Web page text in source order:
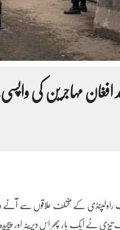
مہاجرین کی واپسی،
راولپنڈی کے مختلف علاقوں سے آنے
نے ایک بار پھر اس دیرینہ اور پیچیدہ